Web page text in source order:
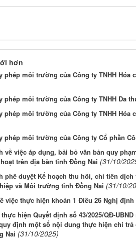
hơn
phép môi trường của Công ty TNHH Hóa
phép môi trường của Công ty TNHH Da
phép môi trường của Công ty TNHH Hóa
phép môi trường của Công ty Cổ phần
về việc áp dụng, bải bỏ văn bản quy
trên địa bàn tỉnh Đồng Nai (31/10/
phê duyệt Kế hoạch thu hồi, chi tiền
và Môi trường tỉnh Đồng Nai (31/10/
việc thực hiện khoản 1 Điều 26 Nghị định
hiện Quyết định số 43/2025/QĐ-UBND
định một số nội dung thực hiện chi
Nai (31/10/2025)